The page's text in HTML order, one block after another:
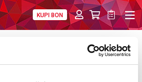
KUPI BON
200 besplatnih